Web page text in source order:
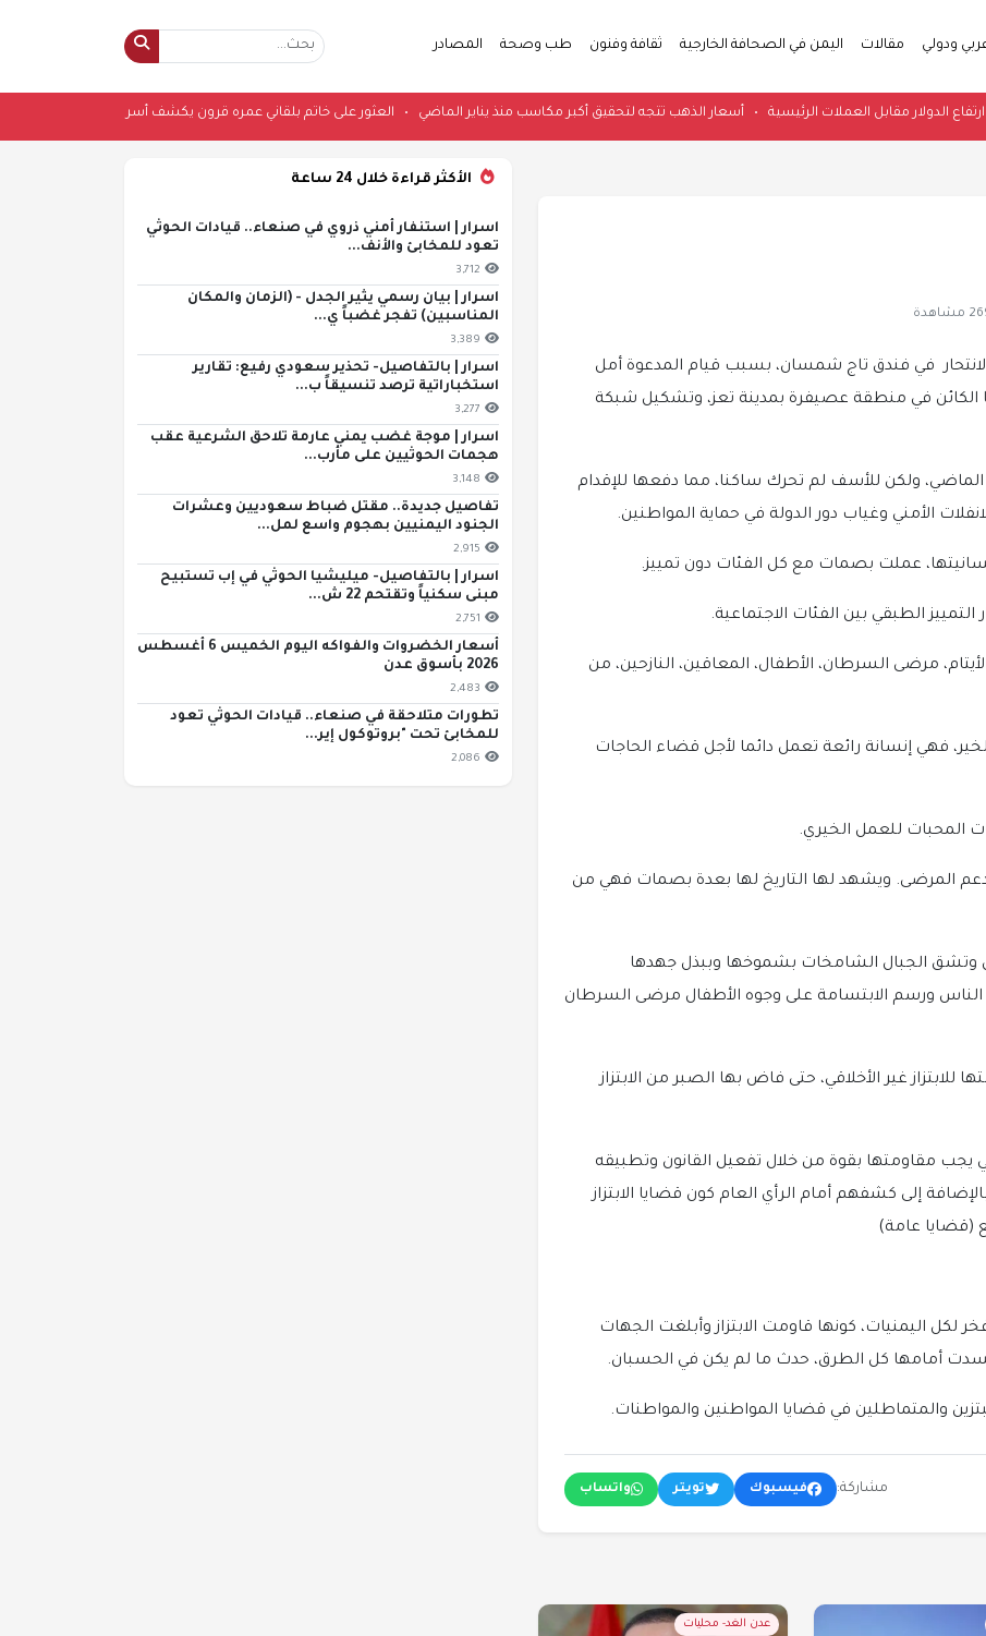
ودولي مقالات اليمن في الصحافة الخارجية ثقافة وفنون طب وصحة المصادر
•ارتفاع الدولار مقابل العملات الرئيسية•أسعار الذهب تتجه لتحقيق أكبر مكاسب منذ يناير الماضي•العثور على خاتم بلقاني عمره قرون يكشف أسرار شبكة
مشاهدة
الانتحار في فندق تاج شمسان، بسبب قيام المدعوة أمل
الكائن في منطقة عصيفرة بمدينة تعز، وتشكيل شبكة
ولكن للأسف لم تحرك ساكنا، مما دفعها للإقدام
الأمني وغياب دور الدولة في حماية المواطنين.
عملت بصمات مع كل الفئات دون تمييز.
الطبقي بين الفئات الاجتماعية.
مرضى السرطان، الأطفال، المعاقين، النازحين، من
فهي إنسانة رائعة تعمل دائما لأجل قضاء الحاجات
المحبات للعمل الخيري.
المرضى. ويشهد لها التاريخ لها بعدة بصمات فهي من
وتشق الجبال الشامخات بشموخها وببذل جهدها
الناس ورسم الابتسامة على وجوه الأطفال مرضى السرطان
غير الأخلاقي، حتى فاض بها الصبر من الابتزاز
يجب مقاومتها بقوة من خلال تفعيل القانون وتطبيقه
إلى كشفهم أمام الرأي العام كون قضايا الابتزاز
(قضايا عامة)
اليمنيات، كونها قاومت الابتزاز وأبلغت الجهات
أمامها كل الطرق، حدث ما لم يكن في الحسبان.
والمتماطلين في قضايا المواطنين والمواطنات.
مشاركة: فيسبوك تويتر واتساب
عدن الغد- محليات
الأكثر قراءة خلال 24 ساعة
اسرار | استنفار أمني ذروي في صنعاء.. قيادات الحوثي
تعود للمخابئ والأنف...
3,712
اسرار | بيان رسمي يثير الجدل - (الزمان والمكان
المناسبين) تفجر غضباً ي...
3,389
اسرار | بالتفاصيل- تحذير سعودي رفيع: تقارير
استخباراتية ترصد تنسيقاً ب...
3,277
اسرار | موجة غضب يمني عارمة تلاحق الشرعية عقب
هجمات الحوثيين على مأرب...
3,148
تفاصيل جديدة.. مقتل ضباط سعوديين وعشرات
الجنود اليمنيين بهجوم واسع لمل...
2,915
اسرار | بالتفاصيل- ميليشيا الحوثي في إب تستبيح
مبنى سكنياً وتقتحم 22 ش...
2,751
أسعار الخضروات والفواكه اليوم الخميس 6 أغسطس
2026 بأسوق عدن
2,483
تطورات متلاحقة في صنعاء.. قيادات الحوثي تعود
للمخابئ تحت "بروتوكول إير...
2,086